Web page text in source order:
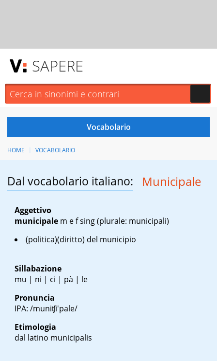
SAPERE
HOME VOCABOLARIO
Dal vocabolario italiano: Municipale
Aggettivo
municipale m ef sing(plurale: municipali)
(politica)(diritto) del municipio
Sillabazione
mu | ni | ci | pà | le
Pronuncia
IPA: /muniʧi'pale/
Etimologia
dal latino municipalis